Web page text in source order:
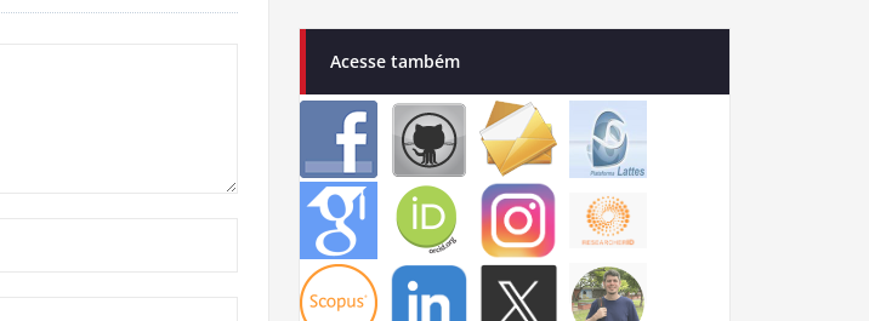
Acesse também